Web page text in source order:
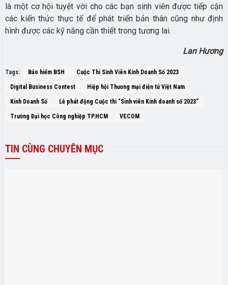
là một cơ hội tuyệt vời cho các bạn sinh viên được tiếp cận
các kiến thức thực tế để phát triển bản thân cũng như định
hình được các kỹ năng cần thiết trong tương lai.
Lan Hương
Tags: Bảo hiểm BSH Cuộc Thi Sinh Viên Kinh Doanh Số 2023
Digital Business Contest Hiệp hội Thương mại điện tử Việt Nam
Kinh Doanh Số Lễ phát động Cuộc thi “Sinh viên Kinh doanh số 2023”
Trường Đại học Công nghiệp TP.HCM VECOM
TIN CÙNG CHUYÊN MỤC